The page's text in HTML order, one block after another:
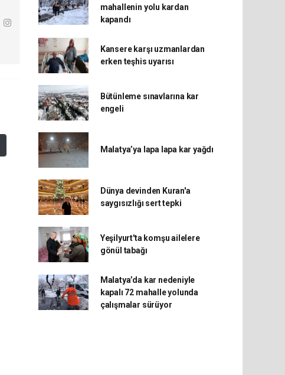
mahallenin yolu kardan
kapandı
Kansere karşı uzmanlardan
erken teşhis uyarısı
Bütünleme sınavlarına kar
engeli
Malatya’ya lapa lapa kar yağdı
Dünya devinden Kuran'a
saygısızlığı sert tepki
Yeşilyurt'ta komşu ailelere
gönül tabağı
Malatya’da kar nedeniyle
kapalı 72 mahalle yolunda
çalışmalar sürüyor